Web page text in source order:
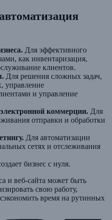
Для эффективного
как инвентаризация,
клиентов.
Для решения сложных задач,
управление
и управление
коммерции. Для
отправки и обработки
Для автоматизации
сетях и отслеживания
бизнес с нуля.
и веб-сайта может быть
свою работу,
время на рутинных